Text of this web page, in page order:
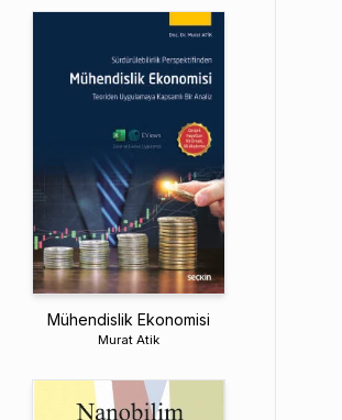
Mühendislik Ekonomisi
Murat Atik